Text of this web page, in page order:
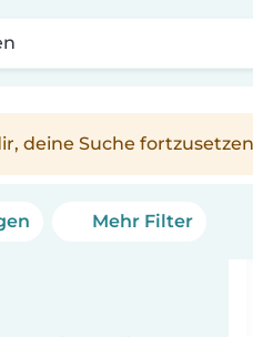
deine Suche
Mehr Filter